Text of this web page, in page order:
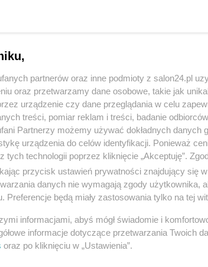
na długo przed atakiem koronawirusa,
tytuły (a co ciekawe, w części
Dla wielu to był szok, ale kto
Polska znany był z upartego
przeciez korporacji od innych, gdzie od
Polska działał inaczej, niż
w Polsce. I to, co spotkało papierowe
wydawców w Polsce.
papieru idzie też absurdalny model
ich “dziennikarzami”) dostają
internetowych serwisów (zaznaczam,
Ponadto tych “papierowych” jest
A niskie środki to zwykle słabe
pism także zostawały z tyłu
partnerów oraz inne podmioty z salon24.pl
oraz przetwarzamy dane osobowe, takie jak
urządzenie czy dane przeglądania w celu
treści, pomiar reklam i treści, badanie
Partnerzy możemy używać dokładnych danych
urządzenia do celów identyfikacji. Ponieważ
tych technologii poprzez kliknięcie „Akceptuję”.
przycisk ustawień prywatności znajdujący się
danych nie wymagają zgody użytkownika,
Preferencje będą miały zastosowania tylko na tej
informacjami, abyś mógł świadomie i
informacje dotyczące przetwarzania Twoich
oraz po kliknięciu w „Ustawienia”.